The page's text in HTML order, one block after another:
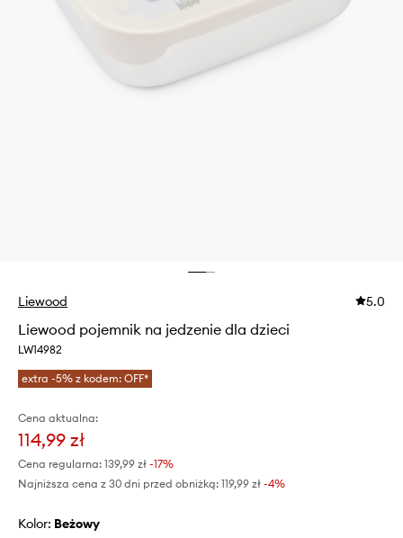
Liewood 5.0
Liewood pojemnik na jedzenie dla dzieci
LW14982
extra -5% z kodem: OFF*
Cena aktualna:
114,99 zł
Cena regularna: 139,99 zł -17%
Najniższa cena z 30 dni przed obniżką: 119,99 zł -4%
Kolor: beżowy